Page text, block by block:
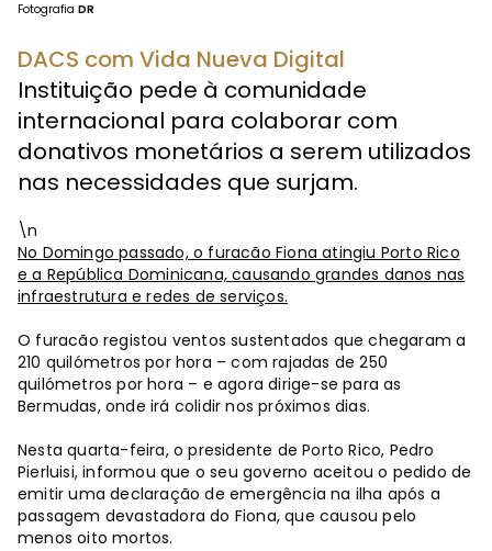
Fotografia DR
DACS com Vida Nueva Digital
Instituição pede à comunidade
internacional para colaborar com
donativos monetários a serem utilizados
nas necessidades que surjam.
\n
No Domingo passado, o furacão Fiona atingiu Porto Rico
e a República Dominicana, causando grandes danos nas
infraestrutura e redes de serviços.
O furacão registou ventos sustentados que chegaram a
210 quilómetros por hora – com rajadas de 250
quilómetros por hora – e agora dirige-se para as
Bermudas, onde irá colidir nos próximos dias.
Nesta quarta-feira, o presidente de Porto Rico, Pedro
Pierluisi, informou que o seu governo aceitou o pedido de
emitir uma declaração de emergência na ilha após a
passagem devastadora do Fiona, que causou pelo
menos oito mortos.